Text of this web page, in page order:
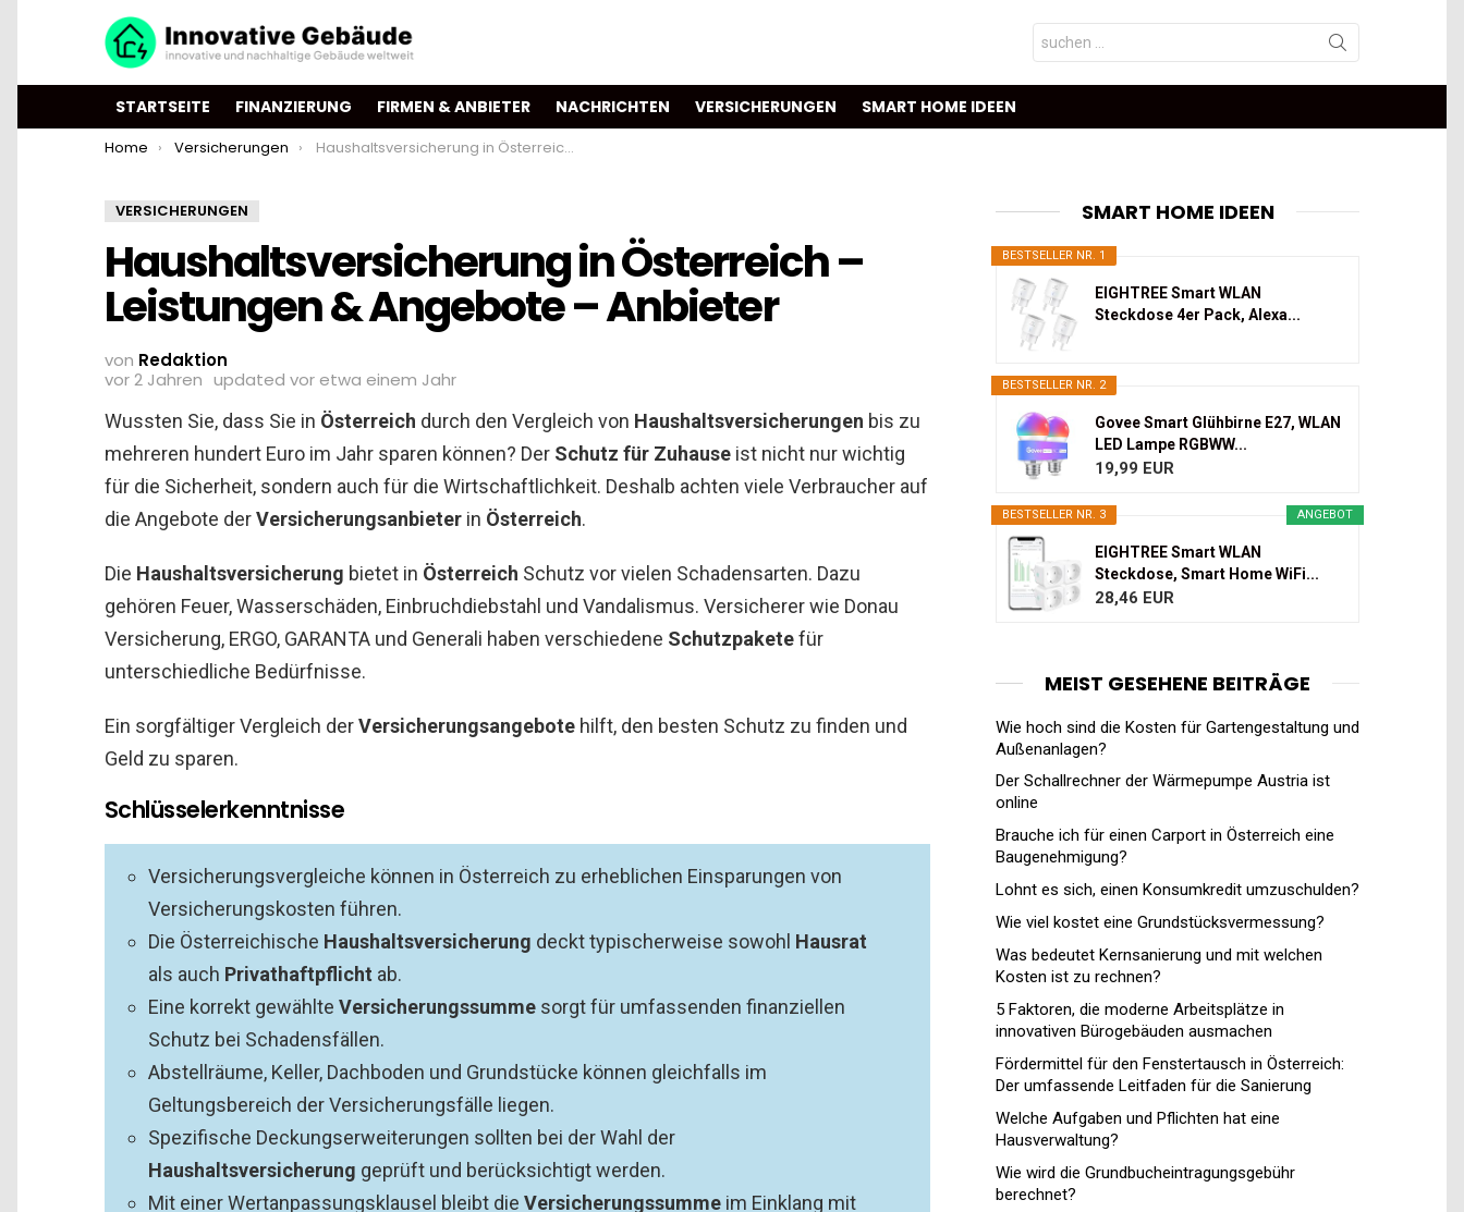
Search
for:
STARTSEITE FINANZIERUNG FIRMEN & ANBIETER NACHRICHTEN VERSICHERUNGEN SMART HOME IDEEN
You are here:
Home Versicherungen Haushaltsversicherung in Österreich – Leistungen & Angebote – Anbieter
VERSICHERUNGEN
Haushaltsversicherung in Österreich –
Leistungen & Angebote – Anbieter
von Redaktion
vor 2 Jahren updated vor etwa einem Jahr
Wussten Sie, dass Sie in Österreich durch den Vergleich von Haushaltsversicherungen bis zu
mehreren hundert Euro im Jahr sparen können? Der Schutz für Zuhause ist nicht nur wichtig
für die Sicherheit, sondern auch für die Wirtschaftlichkeit. Deshalb achten viele Verbraucher auf
die Angebote derVersicherungsanbieter in Österreich.
Die Haushaltsversicherung bietet in Österreich Schutz vor vielen Schadensarten. Dazu
gehören Feuer, Wasserschäden, Einbruchdiebstahl und Vandalismus. Versicherer wie Donau
Versicherung, ERGO, GARANTA und Generali haben verschiedene Schutzpaketefür
unterschiedliche Bedürfnisse.
Ein sorgfältiger Vergleich derVersicherungsangebote hilft, den besten Schutz zu finden und
Geld zu sparen.
Schlüsselerkenntnisse
Versicherungsvergleiche können in Österreich zu erheblichen Einsparungen von
Versicherungskosten führen.
Die Österreichische Haushaltsversicherung deckt typischerweise sowohl Hausrat
als auch Privathaftpflicht ab.
Eine korrekt gewählte Versicherungssumme sorgt für umfassenden finanziellen
Schutz bei Schadensfällen.
Abstellräume, Keller, Dachboden und Grundstücke können gleichfalls im
Geltungsbereich der Versicherungsfälle liegen.
Spezifische Deckungserweiterungen sollten bei der Wahl der
Haushaltsversicherung geprüft und berücksichtigt werden.
Mit einer Wertanpassungsklausel bleibt die Versicherungssumme im Einklang mit
SMART HOME IDEEN
BESTSELLER NR. 1
EIGHTREE Smart WLAN
Steckdose 4er Pack, Alexa...
BESTSELLER NR. 2
Govee Smart Glühbirne E27, WLAN
LED Lampe RGBWW...
19,99 EUR
ANGEBOT
BESTSELLER NR. 3
EIGHTREE Smart WLAN
Steckdose, Smart Home WiFi...
28,46 EUR
MEIST GESEHENE BEITRÄGE
Wie hoch sind die Kosten für Gartengestaltung und
Außenanlagen?
Der Schallrechner der Wärmepumpe Austria ist
online
Brauche ich für einen Carport in Österreich eine
Baugenehmigung?
Lohnt es sich, einen Konsumkredit umzuschulden?
Wie viel kostet eine Grundstücksvermessung?
Was bedeutet Kernsanierung und mit welchen
Kosten ist zu rechnen?
5 Faktoren, die moderne Arbeitsplätze in
innovativen Bürogebäuden ausmachen
Fördermittel für den Fenstertausch in Österreich:
Der umfassende Leitfaden für die Sanierung
Welche Aufgaben und Pflichten hat eine
Hausverwaltung?
Wie wird die Grundbucheintragungsgebühr
berechnet?